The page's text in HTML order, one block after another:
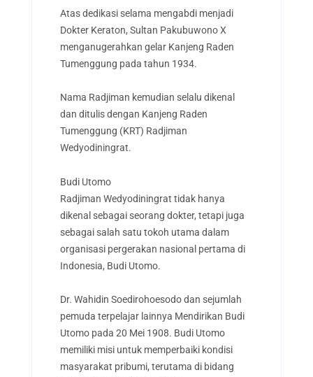
Atas dedikasi selama mengabdi menjadi
Dokter Keraton, Sultan Pakubuwono X
menganugerahkan gelar Kanjeng Raden
Tumenggung pada tahun 1934.
Nama Radjiman kemudian selalu dikenal
dan ditulis dengan Kanjeng Raden
Tumenggung (KRT) Radjiman
Wedyodiningrat.
Budi Utomo
Radjiman Wedyodiningrat tidak hanya
dikenal sebagai seorang dokter, tetapi juga
sebagai salah satu tokoh utama dalam
organisasi pergerakan nasional pertama di
Indonesia, Budi Utomo.
Dr. Wahidin Soedirohoesodo dan sejumlah
pemuda terpelajar lainnya Mendirikan Budi
Utomo pada 20 Mei 1908. Budi Utomo
memiliki misi untuk memperbaiki kondisi
masyarakat pribumi, terutama di bidang